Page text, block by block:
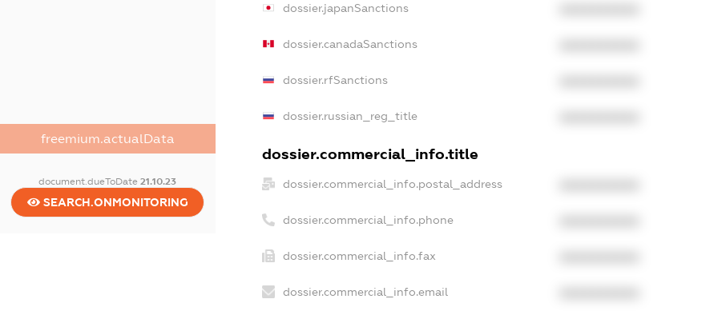
freemium.actualData
document.dueToDate21.10.23
SEARCH.ONMONITORING
dossier.japanSanctions
dossier.canadaSanctions
dossier.rfSanctions
dossier.russian_reg_title
dossier.commercial_info.title
dossier.commercial_info.postal_address
dossier.commercial_info.phone
dossier.commercial_info.fax
dossier.commercial_info.email